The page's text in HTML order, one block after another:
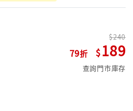
79
240
189
查詢門市庫存